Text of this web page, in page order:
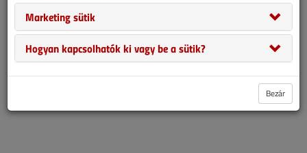
Azonban a villanyvilágításnak nemcsak a fővárosban kellett
megküzdenie a gázzal, hanem más európai városokban is.
Marketing sütik
Hogyan kapcsolhatók ki vagy be a sütik?
Bezár